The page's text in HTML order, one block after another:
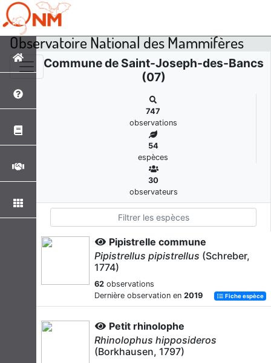
Observatoire National des Mammifères
Commune de Saint-Joseph-des-Bancs
(07)
747
observations
54
espèces
30
observateurs
Pipistrelle commune
Pipistrellus pipistrellus (Schreber,
1774)
62 observations
Dernière observation en 2019 Fiche espèce
Petit rhinolophe
Rhinolophus hipposideros
(Borkhausen, 1797)